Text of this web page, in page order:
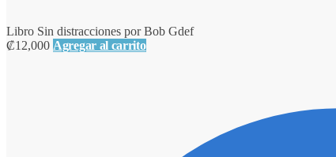
Libro Sin distracciones por Bob Gdef
₡12,000 Agregar al carrito